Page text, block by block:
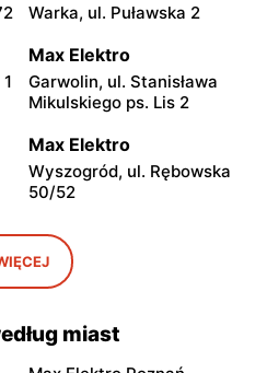
Warka, ul. Puławska 2
Max Elektro
Garwolin, ul. Stanisława
Mikulskiego ps. Lis 2
Max Elektro
Wyszogród, ul. Rębowska
50/52
Max Elektro
Płońsk, ul. Warszawska 50
Max Elektro
Węgrów, ul. Rynek Mariacki
miast